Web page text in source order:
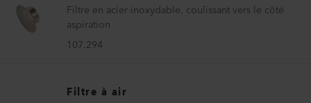
Filtre en acier inoxydable, coulissant vers le côté
aspiration
107.294
Filtre à air